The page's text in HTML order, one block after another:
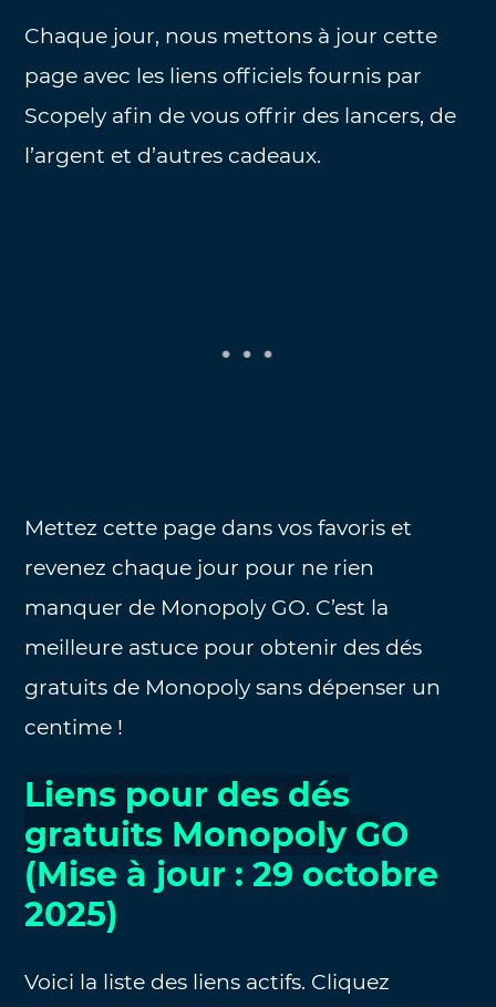
Chaque jour, nous mettons à jour cette
page avec les liens officiels fournis par
Scopely afin de vous offrir des lancers, de
l’argent et d’autres cadeaux.
Mettez cette page dans vos favoris et
revenez chaque jour pour ne rien
manquer de Monopoly GO. C’est la
meilleure astuce pour obtenir des dés
gratuits de Monopoly sans dépenser un
centime !
Liens pour des dés
gratuits Monopoly GO
(Mise à jour : 29 octobre
2025)
Voici la liste des liens actifs. Cliquez